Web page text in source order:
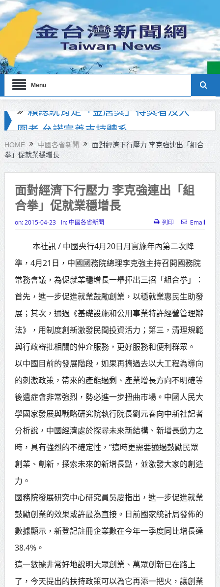
Menu
海巡署南部分署主官大換血 蔡順元
勉提升巡防戰力
北市鮮奶週報再升級！8月31日補助
擴大至國中生
雙北合作里程碑！萬大線動態測試
侯友宜蔣萬安攜手視察
北形象館亮相
打鐵厝北側產業園區產業設施公共
高雄「三民運動中心」市長陳其
邁、運動部長李洋各界貴賓共同揭幕
高雄東照山關帝廟全國國中小學書
法比賽 圓滿落幕
賴清德總統主持將官晉任 期勉精進
不對稱戰力
蔣萬安再拋出「倒閣說」 喊推陳其
邁組閣
賴總統肯定「金唐獎」得獎者及入
圍者 允諾完善支持體系
HOME 中國各省新聞
面對經濟下行壓力 李克強連出「組合
拳」促就業穩增長
面對經濟下行壓力 李克強連出「組
合拳」促就業穩增長
on: 2015-04-23 In: 中國各省新聞 列印 Email
本社訊 / 中國央行4月20日月實施年內第二次降
準，4月21日，中國國務院總理李克強主持召開國務院
常務會議，為促就業穩增長一舉揮出三招「組合拳」：
首先，進一步促進就業鼓勵創業，以穩就業惠民生助發
展；其次，通過《基礎設施和公用事業特許經營管理辦
法》，用制度創新激發民間投資活力；第三，清理規範
與行政審批相關的仲介服務，更好服務和便利群眾。
以中國目前的發展階段，如果再搞過去以大工程為導向
的刺激政策，帶來的產能過剩、產業增長方向不明確等
後遺症會非常強烈，勢必進一步扭曲市場。中國人民大
學國家發展與戰略研究院執行院長劉元春向中新社記者
分析說，中國經濟處於探尋未來新結構、新增長動力之
時，具有強烈的不確定性，“這時更需要通過鼓勵民眾
創業、創新，探索未來的新增長點，並激發大家的創造
力。
國務院發展研究中心研究員吳慶指出，進一步促進就業
鼓勵創業的效果或許最為直接。日前國家統計局發佈的
數據顯示，新登記註冊企業數在今年一季度同比增長達
38.4%。
這一數據非常好地說明大眾創業、萬眾創新已在路上
了，今天提出的扶持政策可以為它再添一把火，讓創業